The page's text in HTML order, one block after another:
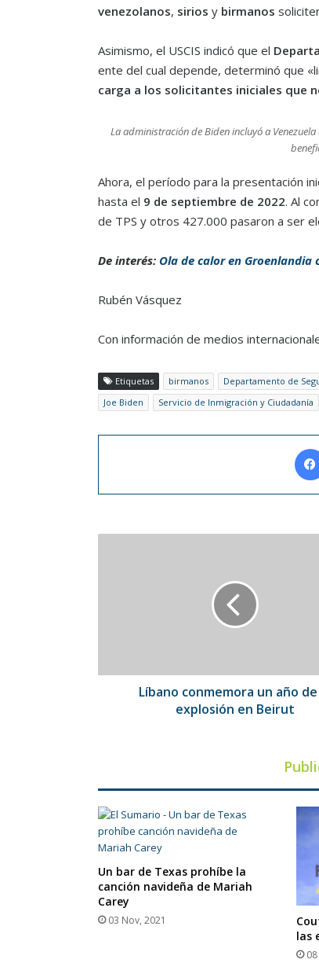
venezolanos, sirios y birmanos
Asimismo, el USCIS indicó que el
ente del cual depende, determinó que
carga a los solicitantes iniciales que
La administración de Biden incluyó a
Ahora, el período para la presentación
hasta el 9 de septiembre de 2022. Al
de TPS y otros 427.000 pasaron a ser
De interés: Ola de calor en
Rubén Vásquez
Con información de medios
Etiquetas birmanos Departamento de
Joe Biden
Servicio de Inmigración y Ciudadanía
Beirut
Líbano conmemora un año de
explosión en Beirut
Un bar de Texas prohíbe la
canción navideña de Mariah
Carey
03 Nov, 2021
las